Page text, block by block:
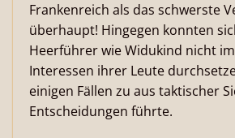
Frankenreich als das schwerste
überhaupt! Hingegen konnten
Heerführer wie Widukind nicht
Interessen ihrer Leute
einigen Fällen zu aus taktischer
Entscheidungen führte.